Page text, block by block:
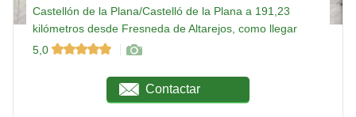
Castellón de la Plana/Castelló de la Plana a 191,23
kilómetros desde Fresneda de Altarejos, como llegar
5,0
Contactar